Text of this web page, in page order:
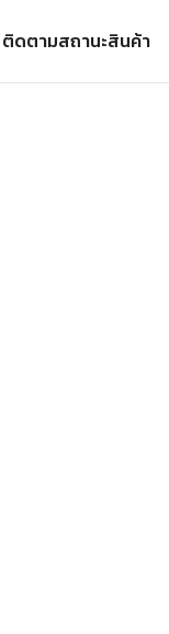
ติดตามสถานะสินค้า